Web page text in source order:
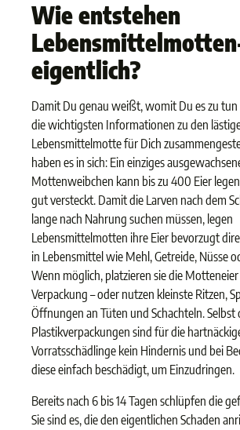
Wie entstehen
eigentlich?
Damit Du genau weißt, womit Du es zu
die wichtigsten Informationen zu den
Lebensmittelmotte für Dich
haben es in sich: Ein einziges
Mottenweibchen kann bis zu 400 Eier
gut versteckt. Damit die Larven nach dem
lange nach Nahrung suchen müssen, legen
Lebensmittelmotten ihre Eier bevorzugt
in Lebensmittel wie Mehl, Getreide, Nüsse
Wenn möglich, platzieren sie die
Verpackung – oder nutzen kleinste Ritzen,
Öffnungen an Tüten und Schachteln. Selbst
Plastikverpackungen sind für die
Vorratsschädlinge kein Hindernis und bei
diese einfach beschädigt, um Einzudringen.
Bereits nach 6 bis 14 Tagen schlüpfen die
Sie sind es, die den eigentlichen Schaden